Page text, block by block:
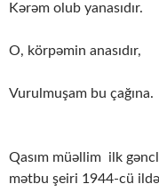
Kərəm olub yanasıdır.
O, körpəmin anasıdır,
Vurulmuşam bu çağına.
Qasım müəllim ilk
mətbu şeiri 1944-cü